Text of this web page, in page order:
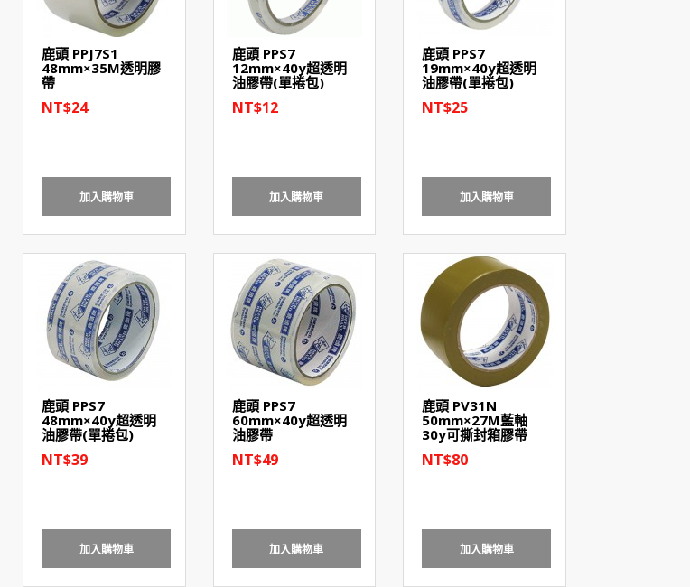
鹿頭 PPJ7S1
48mm×35M透明膠
帶
NT$24
加入購物車
鹿頭 PPS7
12mm×40y超透明
油膠帶(單捲包)
NT$12
加入購物車
鹿頭 PPS7
19mm×40y超透明
油膠帶(單捲包)
NT$25
加入購物車
鹿頭 PPS7
48mm×40y超透明
油膠帶(單捲包)
NT$39
加入購物車
鹿頭 PPS7
60mm×40y超透明
油膠帶
NT$49
加入購物車
鹿頭 PV31N
50mm×27M藍軸
30y可撕封箱膠帶
NT$80
加入購物車